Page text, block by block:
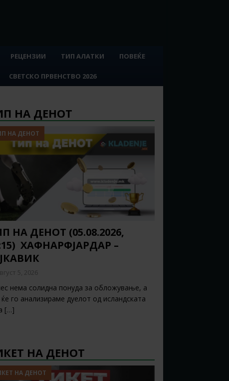
РЕЦЕНЗИИ ТИП АЛАТКИ ПОВЕЌЕ
СВЕТСКО ПРВЕНСТВО 2026
НА ДЕНОТ
НА ДЕНОТ
НА ДЕНОТ (05.08.2026,
ХАФНАРФЈАРДАР –
5, 2026
нема солидна понуда за обложување, а
ќе го анализираме дуелот од исландската
[…]
НА ДЕНОТ
НА ДЕНОТ